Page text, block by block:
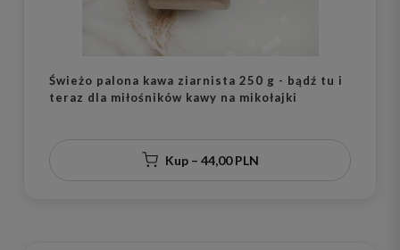
Świeżo palona kawa ziarnista 250 g - bądź tu i
teraz dla miłośników kawy na mikołajki
Kup – 44,00 PLN